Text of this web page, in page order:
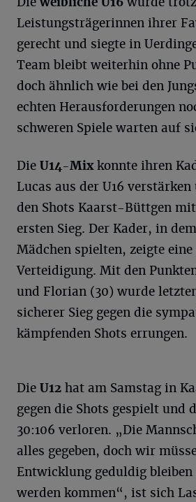
Leistungsträgerinnen ihrer
gerecht und siegte in
Team bleibt weiterhin ohne
doch ähnlich wie bei den
echten Herausforderungen
schweren Spiele warten auf
Die U14-Mixkonnte ihren
Lucas aus der U16
den Shots Kaarst-Büttgen
ersten Sieg. Der Kader, in
Mädchen spielten, zeigte
Verteidigung. Mit den
und Florian (30) wurde
sicherer Sieg gegen die
kämpfenden Shots errungen.
Die U12 hat am Samstag in
gegen die Shots gespielt und
30:106 verloren. „Die
alles gegeben, doch wir
Entwicklung geduldig
werden kommen“, ist sich